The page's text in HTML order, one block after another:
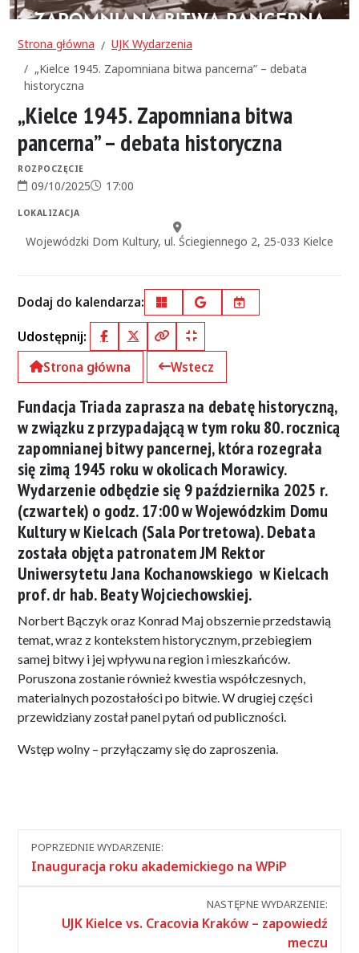
Strona główna
UJK Wydarzenia
„Kielce 1945. Zapomniana bitwa pancerna” – debata
historyczna
„Kielce 1945. Zapomniana bitwa
pancerna” – debata historyczna
ROZPOCZĘCIE
Data rozpoczęcia:
09/10/2025Godzina rozpoczęcia:
17:00
LOKALIZACJA
Miejsce:
Wojewódzki Dom Kultury, ul. Ściegiennego 2, 25-033 Kielce
Dodaj do kalendarza: OutlookGoogle Calendar
iCal
Udostępnij:
FacebookX (Twitter)
Kopiuj pełny link
Kopiuj krótki link
Strona główna
Wstecz
Fundacja Triada zaprasza na debatę historyczną,
w związku z przypadającą w tym roku 80. rocznicą
zapomnianej bitwy pancernej, która rozegrała
się zimą 1945 roku w okolicach Morawicy.
Wydarzenie odbędzie się 9 października 2025 r.
(czwartek) o godz. 17:00 w Wojewódzkim Domu
Kultury w Kielcach (Sala Portretowa). Debata
została objęta patronatem JM Rektor
Uniwersytetu Jana Kochanowskiego w Kielcach
prof. dr hab. Beaty Wojciechowskiej.
Norbert Bączyk oraz Konrad Maj obszernie przedstawią
temat, wraz z kontekstem historycznym, przebiegiem
samej bitwy i jej wpływu na region i mieszkańców.
Poruszona zostanie również kwestia współczesnych,
materialnych pozostałości po bitwie. W drugiej części
przewidziany został panel pytań od publiczności.
Wstęp wolny – przyłączamy się do zaproszenia.
Nawigacja
między
POPRZEDNIE WYDARZENIE:
Inauguracja roku akademickiego na WPiP
NASTĘPNE WYDARZENIE:
UJK Kielce vs. Cracovia Kraków – zapowiedź
meczu